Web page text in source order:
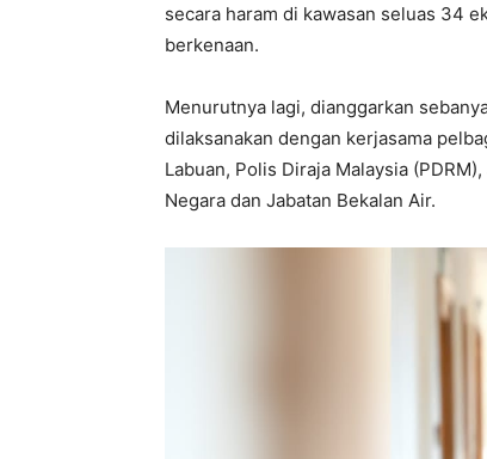
secara haram di kawasan seluas 34
berkenaan.
Menurutnya lagi, dianggarkan
dilaksanakan dengan kerjasama
Labuan, Polis Diraja Malaysia
Negara dan Jabatan Bekalan Air.